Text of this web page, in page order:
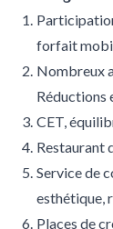
forfait
Nombreux
Réductions
CET,
Restaurant
Service de
esthétique,
Places de